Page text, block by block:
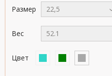
Размер 22,5
Вес 52.1
Цвет